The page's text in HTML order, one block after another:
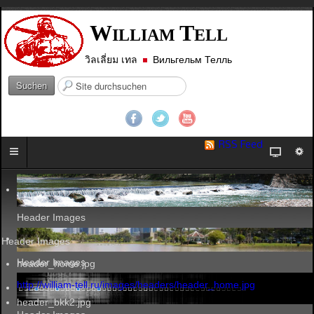
WILLIAM TELL
วิลเลี่ยม เทล Вильгельм Телль
Suchen
S
e
.
.
.
RSS Feed
Header Images
Header Images
Header Images
header_home.jpg
http://william-tell.ru/images/headers/header_home.jpg
header_bkk2.jpg